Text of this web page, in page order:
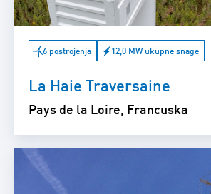
6 postrojenja 12,0 MW ukupne snage
La Haie Traversaine
Pays de la Loire, Francuska